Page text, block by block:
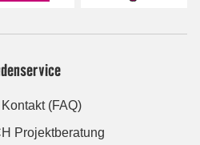
(FAQ)
Projektberatung